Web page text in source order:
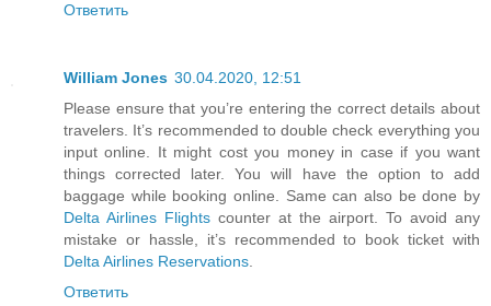
Ответить
William Jones 30.04.2020, 12:51
Please ensure that you’re entering the correct details about
travelers. It’s recommended to double check everything you
input online. It might cost you money in case if you want
things corrected later. You will have the option to add
baggage while booking online. Same can also be done by
Delta Airlines Flights counter at the airport. To avoid any
mistake or hassle, it’s recommended to book ticket with
Delta Airlines Reservations
Ответить